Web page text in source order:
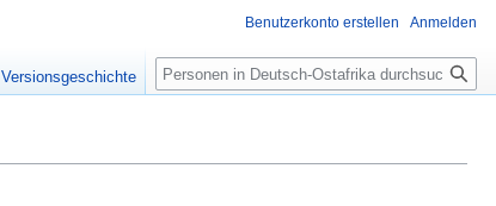
Benutzerkonto erstellen Anmelden
Versionsgeschichte Suche